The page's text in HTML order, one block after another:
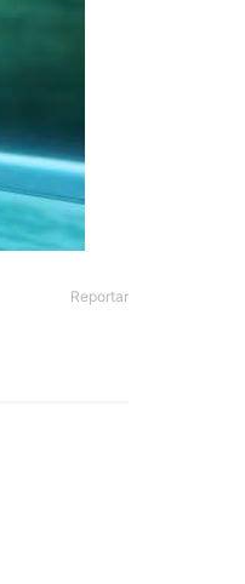
Reportar